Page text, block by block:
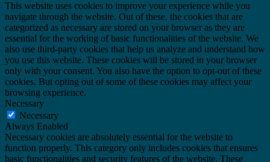
This website uses cookies to improve your experience while you
navigate through the website. Out of these, the cookies that are
categorized as necessary are stored on your browser as they are
essential for the working of basic functionalities of the website. We
also use third-party cookies that help us analyze and understand how
you use this website. These cookies will be stored in your browser
only with your consent. You also have the option to opt-out of these
cookies. But opting out of some of these cookies may affect your
browsing experience.
Necessary
Necessary
Always Enabled
Necessary cookies are absolutely essential for the website to
function properly. This category only includes cookies that ensures
basic functionalities and security features of the website. These